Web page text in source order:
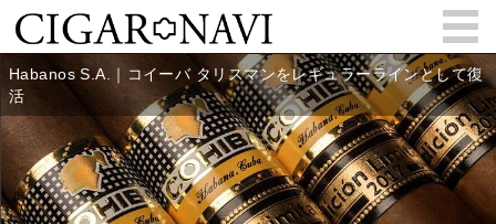
会員登録 お問い合わせ サインイン
How to Cigar? Cigar Location